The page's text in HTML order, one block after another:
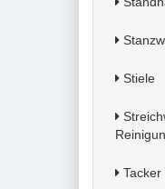
Stiele